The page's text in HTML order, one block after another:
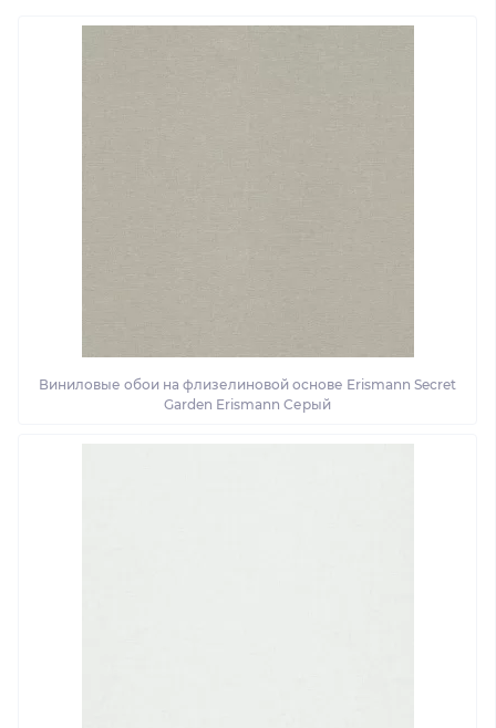
Виниловые обои на флизелиновой основе Erismann Secret
Garden Erismann Серый